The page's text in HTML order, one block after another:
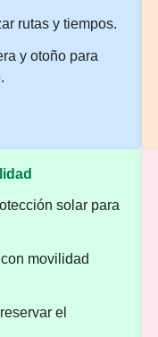
rutas y tiempos.
y otoño para
solar para
movilidad
el